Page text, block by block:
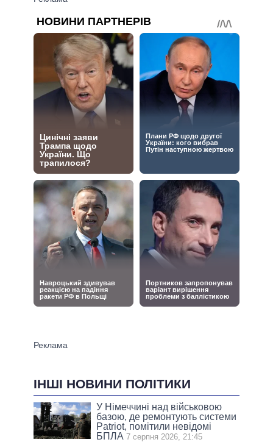
ІНШІ НОВИНИ ПОЛІТИКИ
У Німеччині над військовою
базою, де ремонтують системи
Patriot, помітили невідомі
БПЛА 7 серпня 2026, 21:45